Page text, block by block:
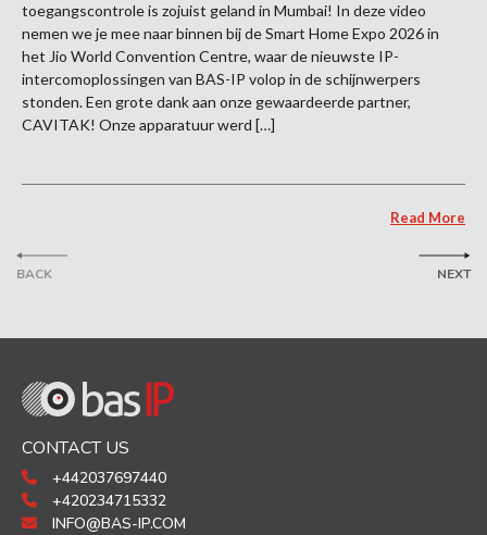
BACK
toegangscontrole is zojuist geland in Mumbai! In deze video
nemen we je mee naar binnen bij de Smart Home Expo 2026 in
het Jio World Convention Centre, waar de nieuwste IP-
intercomoplossingen van BAS-IP volop in de schijnwerpers
stonden. Een grote dank aan onze gewaardeerde partner,
CAVITAK! Onze apparatuur werd […]
Read More
NEXT
CONTACT US
+442037697440
+420234715332
INFO@BAS-IP.COM